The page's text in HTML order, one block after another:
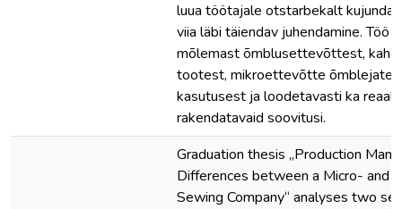
luua töötajale otstarbekalt
viia läbi täiendav juhendamine. Töö
mõlemast õmblusettevõttest,
tootest, mikroettevõtte õmblejate
kasutusest ja loodetavasti ka
rakendatavaid soovitusi.
Graduation thesis „Production
Differences between a Micro- and
Sewing Company“ analyses two